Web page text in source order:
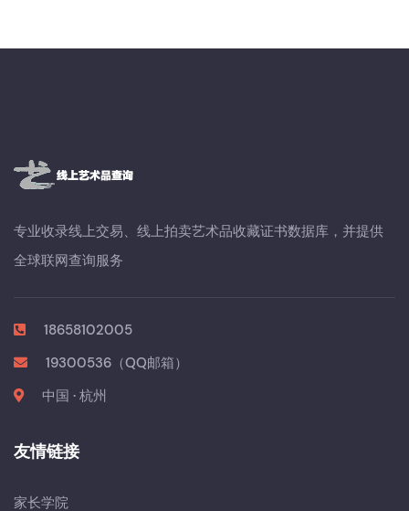
专业收录线上交易、线上拍卖艺术品收藏证书数据库，并提供
全球联网查询服务
18658102005
19300536（QQ邮箱）
中国 · 杭州
友情链接
家长学院